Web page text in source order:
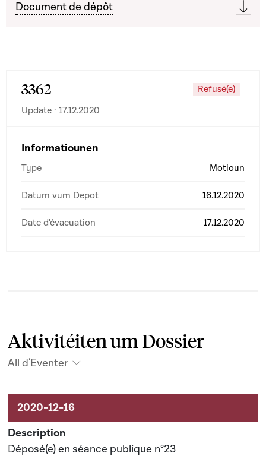
Document de dépôt
3362
Refusé(e)
Update · 17.12.2020
Informatiounen
Type Motioun
Datum vum Depot 16.12.2020
Date d'évacuation 17.12.2020
Aktivitéiten um Dossier
All d'Eventer
Aktivitéiten um Dossier
Déposé(e) en séance publique n°23